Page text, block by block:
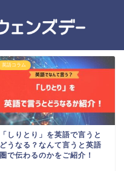
英語コラム
「しりとり」を英語で言うと
どうなる？なんて言うと英語
圏で伝わるのかをご紹介！